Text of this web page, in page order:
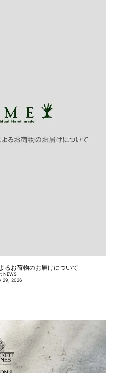
るお荷物のお届けについて
NEWS
July 29, 2026